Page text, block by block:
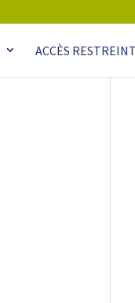
ACCÈS